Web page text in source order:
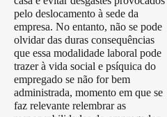
pelo deslocamento à sede da
empresa. No entanto, não se pode
olvidar das duras consequências
que essa modalidade laboral pode
trazer à vida social e psíquica do
empregado se não for bem
administrada, momento em que se
faz relevante relembrar as